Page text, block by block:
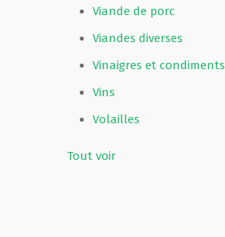
Viande de porc
Viandes diverses
Vinaigres et condiments
Vins
Volailles
Tout voir